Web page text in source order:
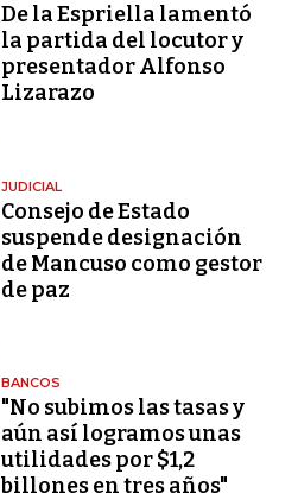
De la Espriella lamentó
la partida del locutor y
presentador Alfonso
Lizarazo
JUDICIAL
Consejo de Estado
suspende designación
de Mancuso como gestor
de paz
BANCOS
"No subimos las tasas y
aún así logramos unas
utilidades por $1,2
billones en tres años"